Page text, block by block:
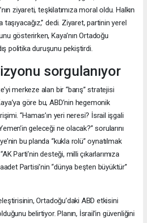
ziyareti, teşkilatımıza moral oldu. Halkın
taşıyacağız,” dedi. Ziyaret, partinin yerel
gösterirken, Kaya’nın Ortadoğu
politika duruşunu pekiştirdi.
sorgulanıyor
merkeze alan bir “barış” stratejisi
göre bu, ABD’nin hegemonik
“Hamas’ın yeri neresi? İsrail işgali
geleceği ne olacak?” sorularını
bu planda “kukla rolü” oynatılmak
Parti’nin desteği, milli çıkarlarımıza
Partisi’nin “dünya beşten büyüktür”
Ortadoğu’daki ABD etkisini
belirtiyor. Planın, İsrail’in güvenliğini